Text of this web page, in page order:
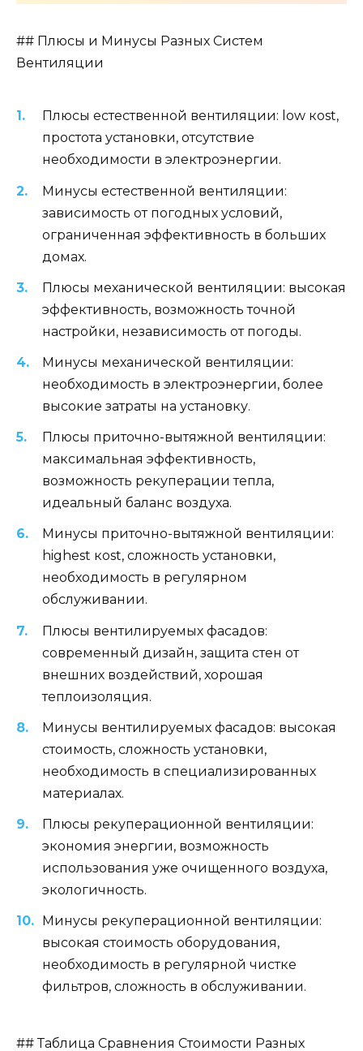
## Плюсы и Минусы Разных Систем
Вентиляции
Плюсы естественной вентиляции: low коst,
простота установки, отсутствие
необходимости в электроэнергии.
Минусы естественной вентиляции:
зависимость от погодных условий,
ограниченная эффективность в больших
домах.
Плюсы механической вентиляции: высокая
эффективность, возможность точной
настройки, независимость от погоды.
Минусы механической вентиляции:
необходимость в электроэнергии, более
высокие затраты на установку.
Плюсы приточно-вытяжной вентиляции:
максимальная эффективность,
возможность рекуперации тепла,
идеальный баланс воздуха.
Минусы приточно-вытяжной вентиляции:
highest коst, сложность установки,
необходимость в регулярном
обслуживании.
Плюсы вентилируемых фасадов:
современный дизайн, защита стен от
внешних воздействий, хорошая
теплоизоляция.
Минусы вентилируемых фасадов: высокая
стоимость, сложность установки,
необходимость в специализированных
материалах.
Плюсы рекуперационной вентиляции:
экономия энергии, возможность
использования уже очищенного воздуха,
экологичность.
Минусы рекуперационной вентиляции:
высокая стоимость оборудования,
необходимость в регулярной чистке
фильтров, сложность в обслуживании.
## Таблица Сравнения Стоимости Разных